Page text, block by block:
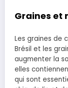
Graines et
Les graines de
Brésil et les
augmenter la
elles
qui sont